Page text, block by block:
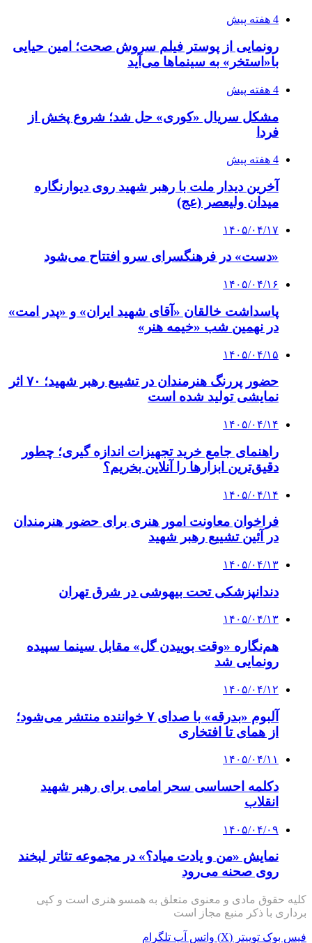
4 هفته پیش
رونمایی از پوستر فیلم سروش صحت؛ امین حیایی
با«استخر» به سینماها می‌آید
4 هفته پیش
مشکل سریال «کوری» حل شد؛ شروع پخش از
فردا
4 هفته پیش
آخرین دیدار ملت با رهبر شهید روی دیوارنگاره
میدان ولیعصر (عج)
۱۴۰۵/۰۴/۱۷
«دست» در فرهنگسرای سرو افتتاح می‌شود
۱۴۰۵/۰۴/۱۶
پاسداشت خالقان «آقای شهید ایران» و «پدر امت»
در نهمین شب «خیمه هنر»
۱۴۰۵/۰۴/۱۵
حضور پررنگ هنرمندان در تشییع رهبر شهید؛ ۷۰ اثر
نمایشی تولید شده است
۱۴۰۵/۰۴/۱۴
راهنمای جامع خرید تجهیزات اندازه گیری؛ چطور
دقیق‌ترین ابزارها را آنلاین بخریم؟
۱۴۰۵/۰۴/۱۴
فراخوان معاونت امور هنری برای حضور هنرمندان
در آئین تشییع رهبر شهید
۱۴۰۵/۰۴/۱۳
دندانپزشکی تحت بیهوشی در شرق تهران
۱۴۰۵/۰۴/۱۳
هم‌نگاره «وقت بوییدن گل» مقابل سینما سپیده
رونمایی شد
۱۴۰۵/۰۴/۱۲
آلبوم «بدرقه» با صدای ۷ خواننده منتشر می‌شود؛
از همای تا افتخاری
۱۴۰۵/۰۴/۱۱
دکلمه‌ احساسی سحر امامی برای رهبر شهید
انقلاب
۱۴۰۵/۰۴/۰۹
نمایش «من و یادت میاد؟» در مجموعه تئاتر لبخند
روی صحنه می‌رود
کلیه حقوق مادی و معنوی متعلق به همسو هنری است و کپی
برداری با ذکر منبع مجاز است
فیس بوک توییتر (X) واتس آپ تلگرام